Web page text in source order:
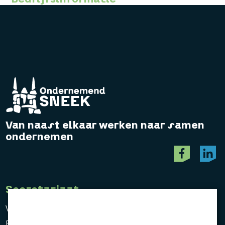
Van naast elkaar werken naar samen
ondernemen
Secretariaat
Vereniging Ondernemend Sneek